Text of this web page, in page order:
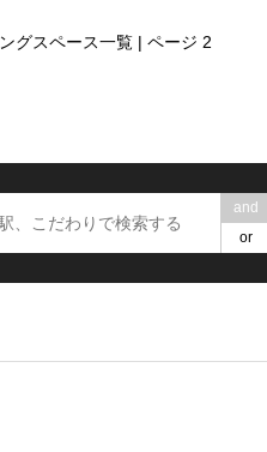
グスペース一覧 | ページ 2
and
or